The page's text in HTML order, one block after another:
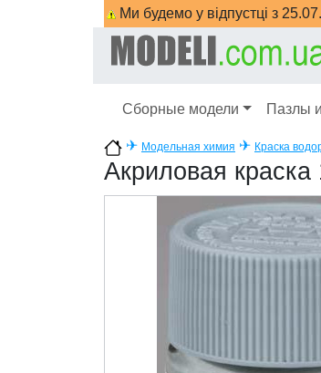
Ми будемо у відпустці з
Сборные модели Пазлы
✈ Модельная химия ✈ Краска
Акриловая